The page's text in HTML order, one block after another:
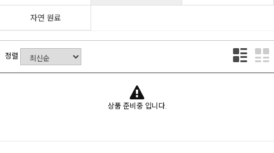
자연 원료
정렬
상품 준비중 입니다.